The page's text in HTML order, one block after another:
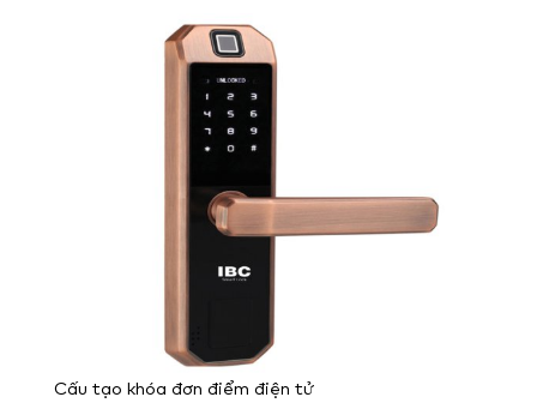
Cấu tạo khóa đơn điểm điện tử